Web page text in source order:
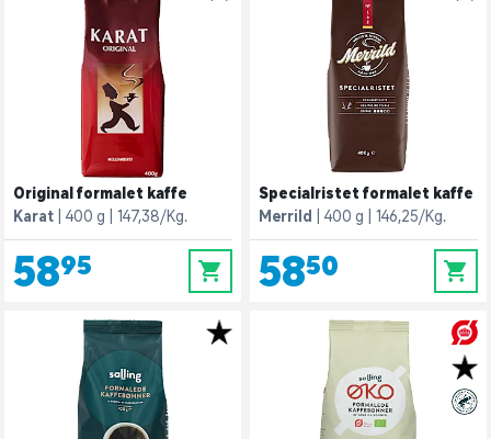
Original formalet kaffe
Karat
400 g 147,38/Kg.
58,95 0
Specialristet formalet kaffe
Merrild
400 g 146,25/Kg.
58,50 0